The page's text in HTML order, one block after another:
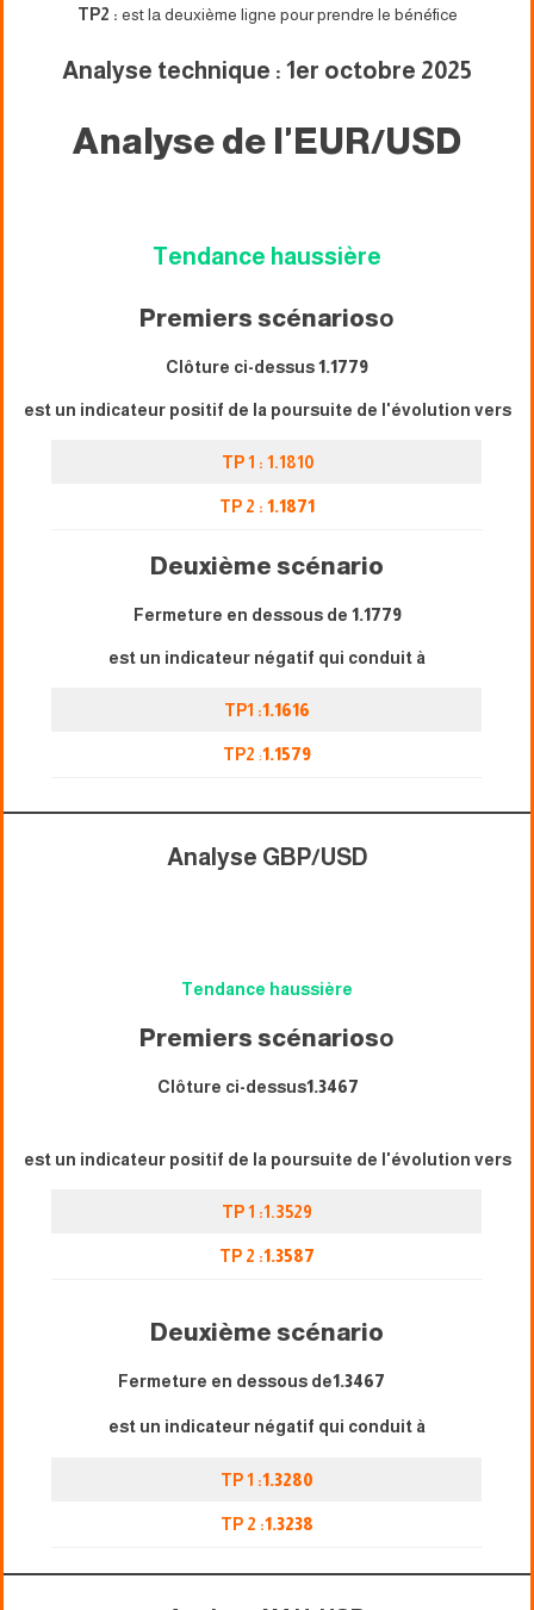
TP2 : est la deuxième ligne pour prendre le bénéfice
Analyse technique : 1er octobre 2025
Analyse de l'EUR/USD
Tendance haussière
Premiers scénarioso
Clôture ci-dessus1.1779
est un indicateur positif de la poursuite de l'évolution vers
TP 1 : 1.1810
TP 2 : 1.1871
Deuxième scénario
Fermeture en dessous de 1.1779
est un indicateur négatif qui conduit à
TP1 :1.1616
TP2 :1.1579
Analyse GBP/USD
Tendance haussière
Premiers scénarioso
Clôture ci-dessus1.3467
est un indicateur positif de la poursuite de l'évolution vers
TP 1 :1.3529
TP 2 :1.3587
Deuxième scénario
Fermeture en dessous de1.3467
est un indicateur négatif qui conduit à
TP 1 :1.3280
TP 2 :1.3238